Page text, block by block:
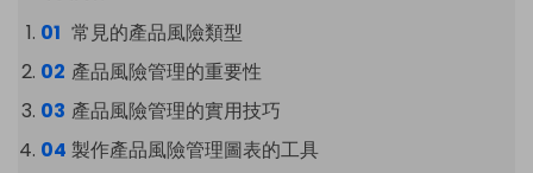
常見的產品風險類型
產品風險管理的重要性
產品風險管理的實用技巧
製作產品風險管理圖表的工具